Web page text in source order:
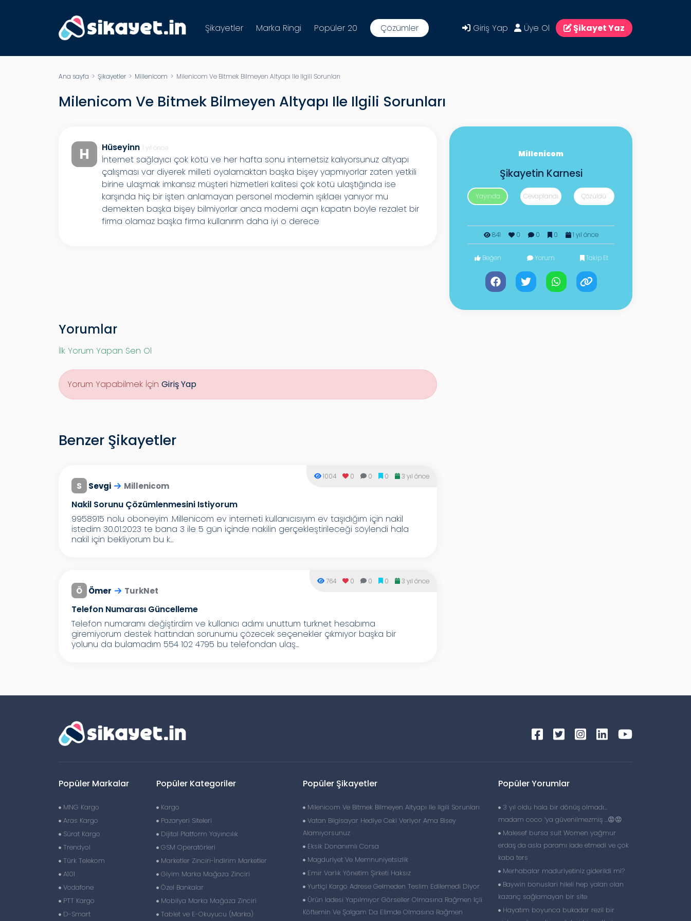
Şikayetler Marka Ringi Popüler 20 Çözümler Giriş Yap Üye Ol Şikayet Yaz
Ana sayfa > Şikayetler> Millenicom > Milenicom Ve Bitmek Bilmeyen Altyapı Ile Ilgili Sorunları
Milenicom Ve Bitmek Bilmeyen Altyapı Ile Ilgili Sorunları
H Hüseyinn 1 yıl önce
İnternet sağlayıcı çok kötü ve her hafta sonu internetsiz kalıyorsunuz altyapı
çalışması var diyerek milleti oyalamaktan başka bişey yapmıyorlar zaten yetkili
birine ulaşmak imkansız müşteri hizmetleri kalitesi çok kötü ulaştığında ise
karşında hiç bir işten anlamayan personel modemin ışıklaeı yanıyor mu
demekten başka bişey bilmiyorlar anca modemi açın kapatın böyle rezalet bir
firma olamaz başka firma kullanırım daha iyi o derece
Millenicom
Şikayetin Karnesi
Yayında Cevaplandı Çözüldü
841 0 0 0 1 yıl önce
Beğen Yorum Takip Et
Yorumlar
İlk Yorum Yapan Sen Ol
Yorum Yapabilmek İçin Giriş Yap
Benzer Şikayetler
S Sevgi Millenicom
Nakil Sorunu Çözümlenmesini Istiyorum
1004 0 0 0 3 yıl önce
9958915 nolu oboneyim .Millenicom ev interneti kullanıcısıyım ev taşıdığım için nakil
istedim 30.01.2023 te bana 3 ile 5 gün içinde nakilin gerçekleştirileceği söylendi hala
nakil için bekliyorum bu k...
Ö Ömer TurkNet
Telefon Numarası Güncelleme
764 0 0 0 3 yıl önce
Telefon numaramı değiştirdim ve kullanıcı adımı unuttum turknet hesabıma
giremiyorum destek hattından sorunumu çözecek seçenekler çıkmıyor başka bir
yolunu da bulamadım 554 102 4795 bu telefondan ulaş...
Popüler Markalar
MNG Kargo
Aras Kargo
Sürat Kargo
Trendyol
Türk Telekom
A101
Vodafone
PTT Kargo
D-Smart
Popüler Kategoriler
Kargo
Pazaryeri Siteleri
Dijital Platform Yayıncılık
GSM Operatörleri
Marketler Zinciri-İndirim Marketler
Giyim Marka Mağaza Zinciri
Özel Bankalar
Mobilya Marka Mağaza Zinciri
Tablet ve E-Okuyucu (Marka)
Popüler Şikayetler
Milenicom Ve Bitmek Bilmeyen Altyapı Ile Ilgili Sorunları
Vatan Bilgisayar Hediye Ceki Veriyor Ama Bisey
Alamıyorsunuz
Eksik Donanımlı Corsa
Magduriyet Ve Memnuniyetsizlik
Emir Varlık Yönetim Şirketi Haksız
Yurtiçi Kargo Adrese Gelmeden Teslim Edilemedi Diyor
Ürün Iadesi Yapılmıyor Görseller Olmasına Rağmen Içli
Köftemin Ve Şalgam Da Elimde Olmasına Rağmen
Popüler Yorumlar
3 yıl oldu hala bir dönüş olmadı…
madam coco ‘ya güvenilmezmiş …😡😡
Malesef bursa suit Women yağmur
erdaş da asla paramı iade etmedi ve çok
kaba ters
Merhabalar maduriyetiniz giderildi mi?
Baywin bonuslari hileli hep yalan olan
kazanç sağlamayan bir site
Hayatım boyunca bukadar rezil bir